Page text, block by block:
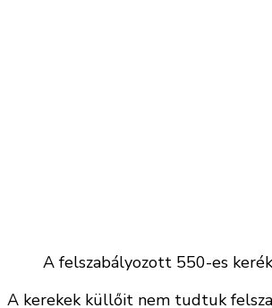
A felszabályozott 550-es
A kerekek küllőit nem tudtuk